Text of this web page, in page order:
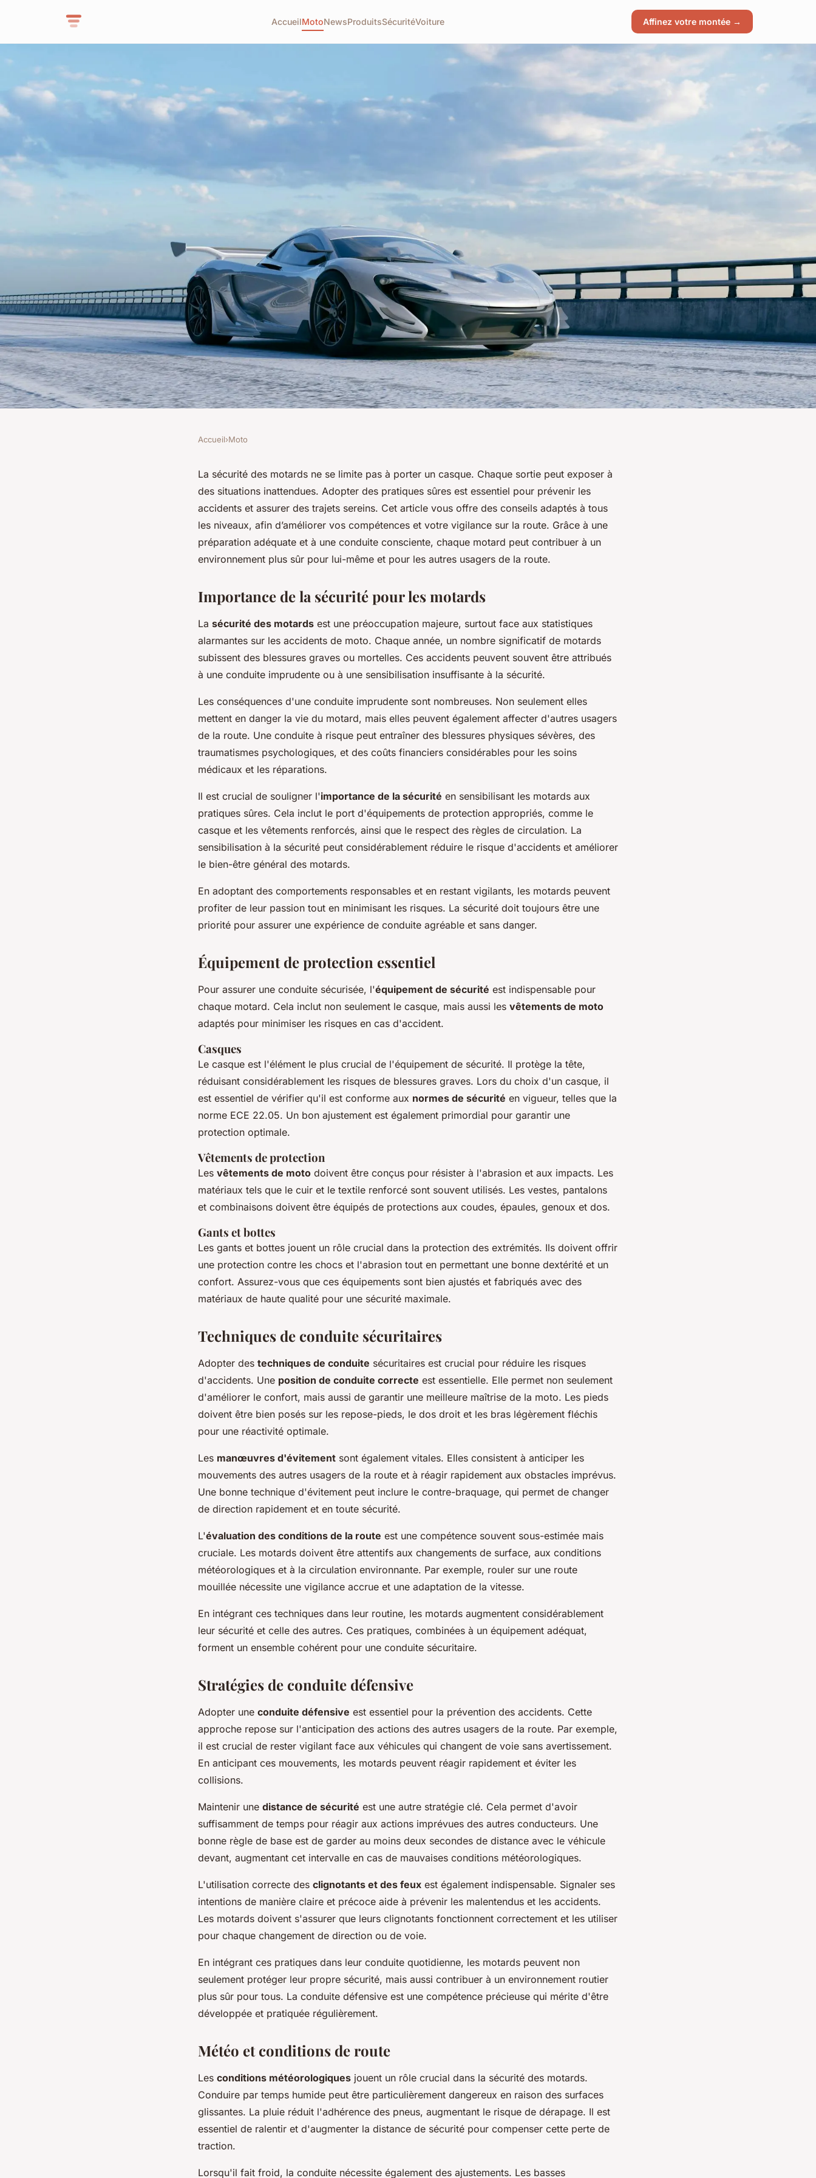
AccueilMotoNewsProduitsSécuritéVoiture Affinez votre montée →
Conseils de sécurité indispensables
pour tous les motards
Accueil›Moto
La sécurité des motards ne se limite pas à porter un casque. Chaque sortie peut exposer à
des situations inattendues. Adopter des pratiques sûres est essentiel pour prévenir les
accidents et assurer des trajets sereins. Cet article vous offre des conseils adaptés à tous
les niveaux, afin d’améliorer vos compétences et votre vigilance sur la route. Grâce à une
préparation adéquate et à une conduite consciente, chaque motard peut contribuer à un
environnement plus sûr pour lui-même et pour les autres usagers de la route.
Importance de la sécurité pour les motards
La sécurité des motards est une préoccupation majeure, surtout face aux statistiques
alarmantes sur les accidents de moto. Chaque année, un nombre significatif de motards
subissent des blessures graves ou mortelles. Ces accidents peuvent souvent être attribués
à une conduite imprudente ou à une sensibilisation insuffisante à la sécurité.
Les conséquences d'une conduite imprudente sont nombreuses. Non seulement elles
mettent en danger la vie du motard, mais elles peuvent également affecter d'autres usagers
de la route. Une conduite à risque peut entraîner des blessures physiques sévères, des
traumatismes psychologiques, et des coûts financiers considérables pour les soins
médicaux et les réparations.
Il est crucial de souligner l'importance de la sécurité en sensibilisant les motards aux
pratiques sûres. Cela inclut le port d'équipements de protection appropriés, comme le
casque et les vêtements renforcés, ainsi que le respect des règles de circulation. La
sensibilisation à la sécurité peut considérablement réduire le risque d'accidents et améliorer
le bien-être général des motards.
En adoptant des comportements responsables et en restant vigilants, les motards peuvent
profiter de leur passion tout en minimisant les risques. La sécurité doit toujours être une
priorité pour assurer une expérience de conduite agréable et sans danger.
Équipement de protection essentiel
Pour assurer une conduite sécurisée, l'équipement de sécurité est indispensable pour
chaque motard. Cela inclut non seulement le casque, mais aussi les vêtements de moto
adaptés pour minimiser les risques en cas d'accident.
Casques
Le casque est l'élément le plus crucial de l'équipement de sécurité. Il protège la tête,
réduisant considérablement les risques de blessures graves. Lors du choix d'un casque, il
est essentiel de vérifier qu'il est conforme aux normes de sécurité en vigueur, telles que la
norme ECE 22.05. Un bon ajustement est également primordial pour garantir une
protection optimale.
Vêtements de protection
Les vêtements de moto doivent être conçus pour résister à l'abrasion et aux impacts. Les
matériaux tels que le cuir et le textile renforcé sont souvent utilisés. Les vestes, pantalons
et combinaisons doivent être équipés de protections aux coudes, épaules, genoux et dos.
Gants et bottes
Les gants et bottes jouent un rôle crucial dans la protection des extrémités. Ils doivent offrir
une protection contre les chocs et l'abrasion tout en permettant une bonne dextérité et un
confort. Assurez-vous que ces équipements sont bien ajustés et fabriqués avec des
matériaux de haute qualité pour une sécurité maximale.
Techniques de conduite sécuritaires
Adopter des techniques de conduite sécuritaires est crucial pour réduire les risques
d'accidents. Une position de conduite correcte est essentielle. Elle permet non seulement
d'améliorer le confort, mais aussi de garantir une meilleure maîtrise de la moto. Les pieds
doivent être bien posés sur les repose-pieds, le dos droit et les bras légèrement fléchis
pour une réactivité optimale.
Les manœuvres d'évitement sont également vitales. Elles consistent à anticiper les
mouvements des autres usagers de la route et à réagir rapidement aux obstacles imprévus.
Une bonne technique d'évitement peut inclure le contre-braquage, qui permet de changer
de direction rapidement et en toute sécurité.
L'évaluation des conditions de la route est une compétence souvent sous-estimée mais
cruciale. Les motards doivent être attentifs aux changements de surface, aux conditions
météorologiques et à la circulation environnante. Par exemple, rouler sur une route
mouillée nécessite une vigilance accrue et une adaptation de la vitesse.
En intégrant ces techniques dans leur routine, les motards augmentent considérablement
leur sécurité et celle des autres. Ces pratiques, combinées à un équipement adéquat,
forment un ensemble cohérent pour une conduite sécuritaire.
Stratégies de conduite défensive
Adopter une conduite défensive est essentiel pour la prévention des accidents. Cette
approche repose sur l'anticipation des actions des autres usagers de la route. Par exemple,
il est crucial de rester vigilant face aux véhicules qui changent de voie sans avertissement.
En anticipant ces mouvements, les motards peuvent réagir rapidement et éviter les
collisions.
Maintenir une distance de sécurité est une autre stratégie clé. Cela permet d'avoir
suffisamment de temps pour réagir aux actions imprévues des autres conducteurs. Une
bonne règle de base est de garder au moins deux secondes de distance avec le véhicule
devant, augmentant cet intervalle en cas de mauvaises conditions météorologiques.
L'utilisation correcte des clignotants et des feux est également indispensable. Signaler ses
intentions de manière claire et précoce aide à prévenir les malentendus et les accidents.
Les motards doivent s'assurer que leurs clignotants fonctionnent correctement et les utiliser
pour chaque changement de direction ou de voie.
En intégrant ces pratiques dans leur conduite quotidienne, les motards peuvent non
seulement protéger leur propre sécurité, mais aussi contribuer à un environnement routier
plus sûr pour tous. La conduite défensive est une compétence précieuse qui mérite d'être
développée et pratiquée régulièrement.
Météo et conditions de route
Les conditions météorologiques jouent un rôle crucial dans la sécurité des motards.
Conduire par temps humide peut être particulièrement dangereux en raison des surfaces
glissantes. La pluie réduit l'adhérence des pneus, augmentant le risque de dérapage. Il est
essentiel de ralentir et d'augmenter la distance de sécurité pour compenser cette perte de
traction.
Lorsqu'il fait froid, la conduite nécessite également des ajustements. Les basses